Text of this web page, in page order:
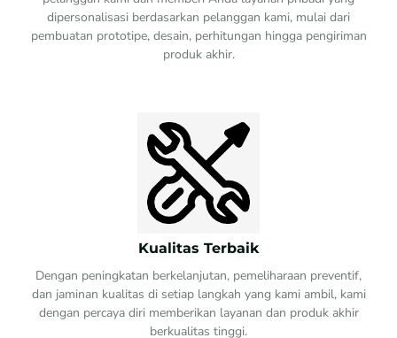
dipersonalisasi berdasarkan pelanggan kami, mulai dari
pembuatan prototipe, desain, perhitungan hingga pengiriman
produk akhir.
Kualitas Terbaik
Dengan peningkatan berkelanjutan, pemeliharaan preventif,
dan jaminan kualitas di setiap langkah yang kami ambil, kami
dengan percaya diri memberikan layanan dan produk akhir
berkualitas tinggi.